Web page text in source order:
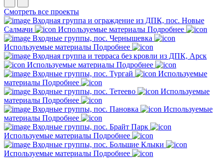
Смотреть все проекты
Входная группа и ограждение из ДПК, пос. Новые
Салмачи
Используемые материалы Подробнее
Входные группы, пос. Чернышевка
Используемые материалы Подробнее
Входная группа и терраса без кровли из ДПК, Арск
Используемые материалы Подробнее
Входные группы, пос. Тургай
Используемые
материалы Подробнее
Входные группы, пос. Тетеево
Используемые
материалы Подробнее
Входные группы, пос. Пановка
Используемые
материалы Подробнее
Входные группы, пос. Брайт Парк
Используемые материалы Подробнее
Входные группы, пос. Большие Клыки
Используемые материалы Подробнее